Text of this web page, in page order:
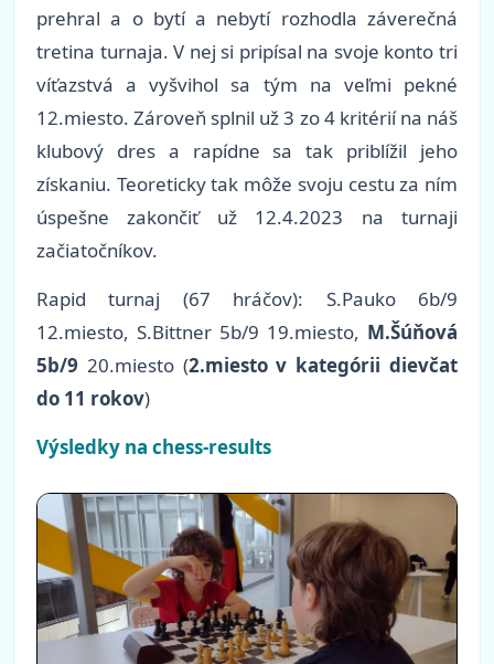
prehral a o bytí a nebytí rozhodla záverečná
tretina turnaja. V nej si pripísal na svoje konto tri
víťazstvá a vyšvihol sa tým na veľmi pekné
12.miesto. Zároveň splnil už 3 zo 4 kritérií na náš
klubový dres a rapídne sa tak priblížil jeho
získaniu. Teoreticky tak môže svoju cestu za ním
úspešne zakončiť už 12.4.2023 na turnaji
začiatočníkov.
Rapid turnaj (67 hráčov): S.Pauko 6b/9
12.miesto, S.Bittner 5b/9 19.miesto, M.Šúňová
5b/9 20.miesto (2.miesto v kategórii dievčat
do 11 rokov)
Výsledky na chess-results